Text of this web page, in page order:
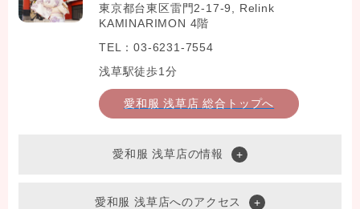
東京都台東区雷門2-17-9, Relink
KAMINARIMON 4階
TEL：03-6231-7554
浅草駅徒歩1分
愛和服 浅草店 総合トップへ
愛和服 浅草店の情報
愛和服 浅草店へのアクセス